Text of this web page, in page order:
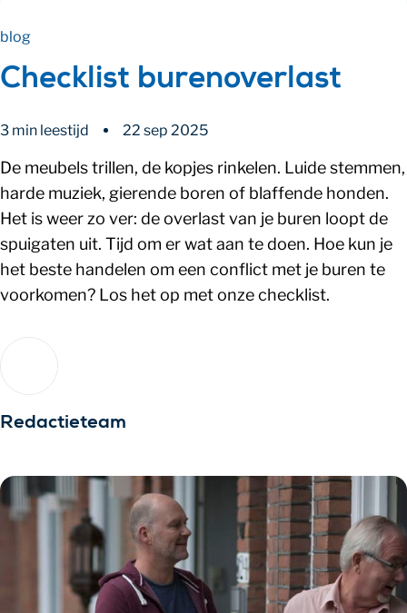
blog
Checklist burenoverlast
3 min leestijd 22 sep 2025
De meubels trillen, de kopjes rinkelen. Luide stemmen,
harde muziek, gierende boren of blaffende honden.
Het is weer zo ver: de overlast van je buren loopt de
spuigaten uit. Tijd om er wat aan te doen. Hoe kun je
het beste handelen om een conflict met je buren te
voorkomen? Los het op met onze checklist.
Redactieteam